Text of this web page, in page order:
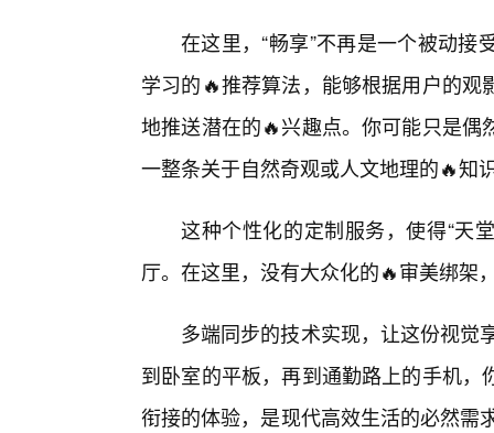
在这里，“畅享”不再是一个被动
学习的🔥推荐算法，能够根据用户的
地推送潜在的🔥兴趣点。你可能只是
一整条关于自然奇观或人文地理的🔥知
这种个性化的定制服务，使得“天
厅。在这里，没有大众化的🔥审美绑架
多端同步的技术实现，让这份视觉
到卧室的平板，再到通勤路上的手机
衔接的体验，是现代高效生活的必然需